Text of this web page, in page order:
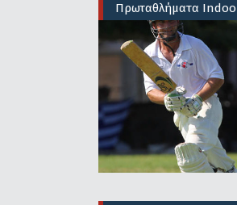
Πρωταθλήματα